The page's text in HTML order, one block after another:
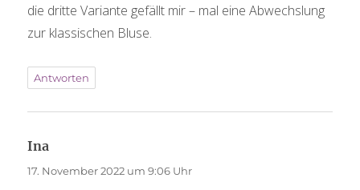
die dritte Variante gefällt mir – mal eine Abwechslung
zur klassischen Bluse.
Antworten
Ina
17. November 2022 um 9:06 Uhr